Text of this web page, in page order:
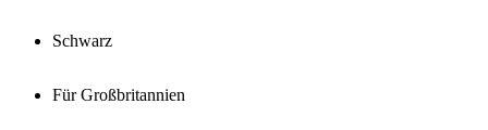
Schwarz
Für Großbritannien